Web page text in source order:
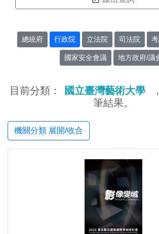
總統府 行政院 立法院 司法院
國家安全會議 地方政府/議
目前分類： 國立臺灣藝術大學
筆結果。
機關分類 展開/收合